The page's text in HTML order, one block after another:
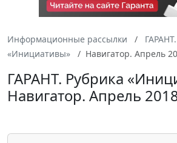
Информационные рассылки
«Инициативы»
Навигатор. Апрель
ГАРАНТ. Рубрика
Навигатор. Апрель